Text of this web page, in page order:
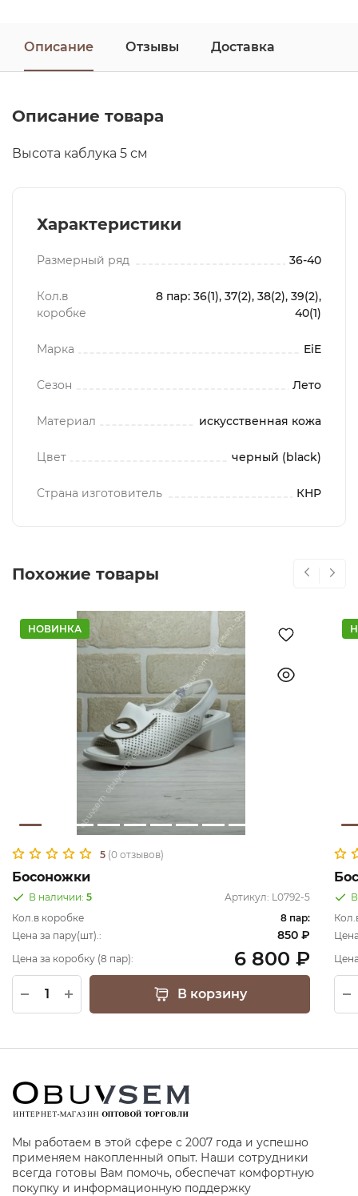
Описание Отзывы Доставка
Описание товара
Высота каблука 5 см
Характеристики
Размерный ряд 36-40
Кол.в
коробке
8 пар: 36(1), 37(2), 38(2), 39(2),
40(1)
Марка EiE
Сезон Лето
Материал искусственная кожа
Цвет черный (black)
Страна изготовитель КНР
Похожие товары
НОВИНКА
5 (0 отзывов)
Босоножки
В наличии: 5 Артикул: L0792-5
Кол.в коробке
8 пар:
Цена за пару(шт).:
850 ₽
Цена за коробку (8 пар): 6 800 ₽
В корзину
Мы работаем в этой сфере с 2007 года и успешно
применяем накопленный опыт. Наши сотрудники
всегда готовы Вам помочь, обеспечат комфортную
покупку и информационную поддержку